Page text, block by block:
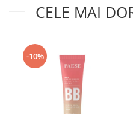
CELE MAI
-10%